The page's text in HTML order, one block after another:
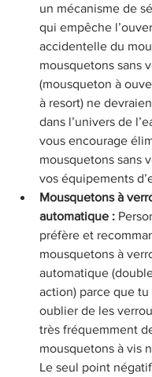
un mécanisme de
qui empêche
accidentelle du
mousquetons sans
(mousqueton à
à resort) ne
dans l’univers de
vous encourage
mousquetons sans
vos équipements
Mousquetons à
automatique :
préfère et
mousquetons à
automatique
action) parce que
oublier de les
très fréquemment
mousquetons à vis
Le seul point